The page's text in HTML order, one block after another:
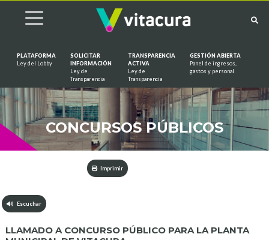
PLATAFORMA
Ley del Lobby
SOLICITAR
INFORMACIÓN
Ley de
Transparencia
TRANSPARENCIA
ACTIVA
Ley de
Transparencia
GESTIÓN ABIERTA
Panel de ingresos,
gastos y personal
CONCURSOS PÚBLICOS
Imprimir
Escuchar
LLAMADO A CONCURSO PÚBLICO PARA LA PLANTA